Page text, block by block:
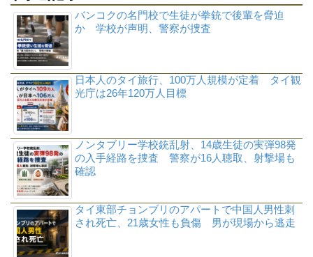
バンコクの名門校で生徒が拳銃で後輩を脅迫
か 学校が声明、警察が捜査
日本人のタイ旅行、100万人規模が定着 タイ観
光庁は26年120万人目標
ノンタブリー学校銃乱射、14歳生徒の実弾98発
の入手経路を捜査 警察が16人聴取、射撃場も
確認
タイ東部チョンブリのアパートで中国人男性刺
され死亡、21歳女性も負傷 男が現場から逃走